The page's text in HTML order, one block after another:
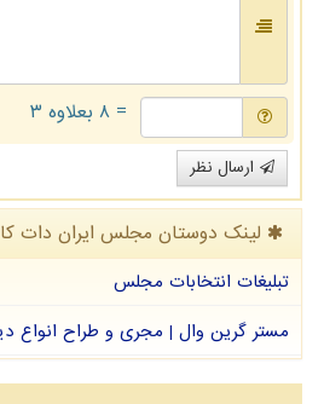
= ۸ بعلاوه ۳
ارسال نظر
لینک دوستان مجلس ایران دات
تبلیغات انتخابات مجلس
مستر گرین وال | مجری و طراح انواع